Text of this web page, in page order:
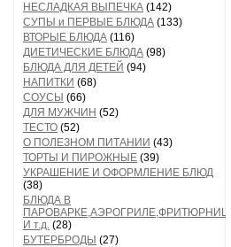
НЕСЛАДКАЯ ВЫПЕЧКА (142)
СУПЫ и ПЕРВЫЕ БЛЮДА (133)
ВТОРЫЕ БЛЮДА (116)
ДИЕТИЧЕСКИЕ БЛЮДА (98)
БЛЮДА ДЛЯ ДЕТЕЙ (94)
НАПИТКИ (68)
СОУСЫ (66)
ДЛЯ МУЖЧИН (52)
ТЕСТО (52)
О ПОЛЕЗНОМ ПИТАНИИ (43)
ТОРТЫ И ПИРОЖНЫЕ (39)
УКРАШЕНИЕ И ОФОРМЛЕНИЕ БЛЮД
(38)
БЛЮДА В
ПАРОВАРКЕ,АЭРОГРИЛЕ,ФРИТЮРНИЦЕ
И т.д. (28)
БУТЕРБРОДЫ (27)